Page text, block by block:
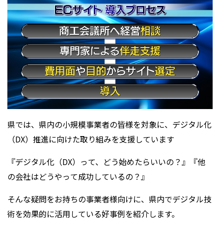
県では、県内の小規模事業者の皆様を対象に、デジタル化
（DX）推進に向けた取り組みを支援しています
『デジタル化（DX）って、どう始めたらいいの？』『他
の会社はどうやって成功しているの？』
そんな疑問をお持ちの事業者様向けに、県内でデジタル技
術を効果的に活用している好事例を紹介します。